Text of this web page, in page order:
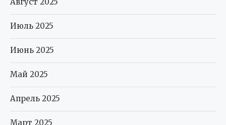
Июль 2025
Июнь 2025
Май 2025
Апрель 2025
Март 2025